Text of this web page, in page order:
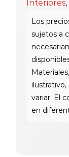
Osc.liso
cantidad
Interiores,